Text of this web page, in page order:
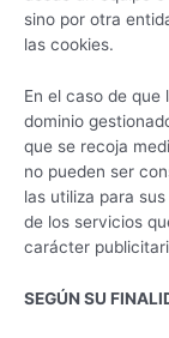
sino por otra
las cookies.
En el caso de que
dominio
que se recoja
no pueden ser
las utiliza para
de los servicios
carácter
SEGÚN SU